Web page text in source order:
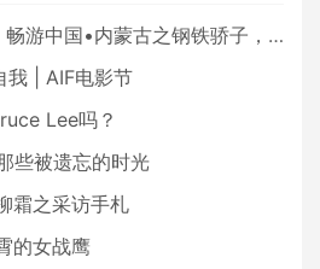
畅游中国•内蒙古之钢铁骄子，魅力包头
我 | AIF电影节
Lee吗？
些被遗忘的时光
霜之采访手札
的女战鹰